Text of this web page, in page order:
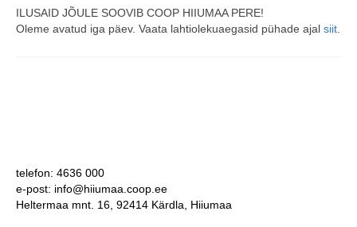
MEIE PANUS
ILUSAID JÕULE SOOVIB COOP HIIUMAA PERE!
Oleme avatud iga päev. Vaata lahtiolekuaegasid pühade ajal siit
telefon: 4636 000
e-post: info@hiiumaa.coop.ee
Heltermaa mnt. 16, 92414 Kärdla, Hiiumaa